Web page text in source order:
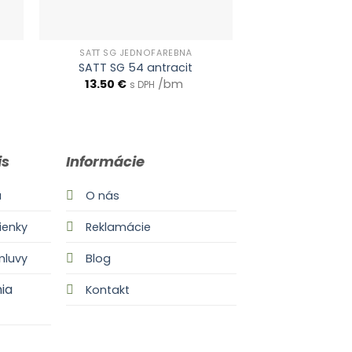
SATT SG JEDNOFAREBNÁ
SATT SG 54 antracit
13.50 € s DPH /bm
Informácie
O nás
Reklamácie
Blog
Kontakt